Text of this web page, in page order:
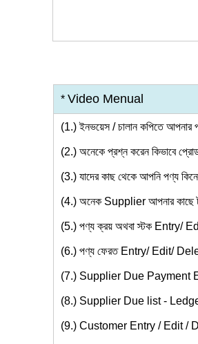
* Video Menual
(1.)ইনভয়েস / চালান কপিতে
(2.) অনেকে প্রশ্ন করেন কিভাবে
(3.) যাদের কাছ থেকে আপনি পণ্য
(4.) অনেক Supplier আপনার কাছে
(5.) পণ্য ক্রয় অথবা স্টক Entry/
(6.) পণ্য ফেরত Entry/ Edit/
(7.) Supplier Due Payment
(8.) Supplier Due list -
(9.) Customer Entry / Edit /